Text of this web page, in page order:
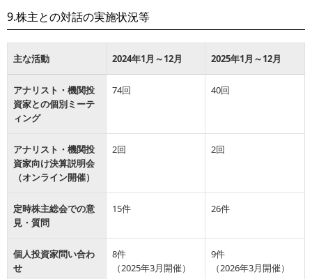
9.株主との対話の実施状況等
主な活動 2024年1月～12月 2025年1月～12月
アナリスト・機関投
資家との個別ミーテ
ィング
74回 40回
アナリスト・機関投
資家向け決算説明会
（オンライン開催）
2回 2回
定時株主総会での意
見・質問
15件 26件
個人投資家問い合わ
せ
8件
（2025年3月開催）
9件
（2026年3月開催）